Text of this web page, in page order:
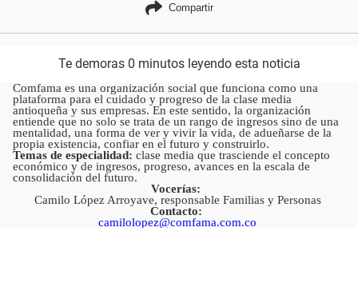
Compartir
Te demoras 0 minutos leyendo esta noticia
Comfama es una organización social que funciona como una
plataforma para el cuidado y progreso de la clase media
antioqueña y sus empresas. En este sentido, la organización
entiende que no solo se trata de un rango de ingresos sino de una
mentalidad, una forma de ver y vivir la vida, de adueñarse de la
propia existencia, confiar en el futuro y construirlo.
Temas de especialidad: clase media que trasciende el concepto
económico y de ingresos, progreso, avances en la escala de
consolidación del futuro.
Vocerías:
Camilo López Arroyave, responsable Familias y Personas
Contacto:
camilolopez@comfama.com.co